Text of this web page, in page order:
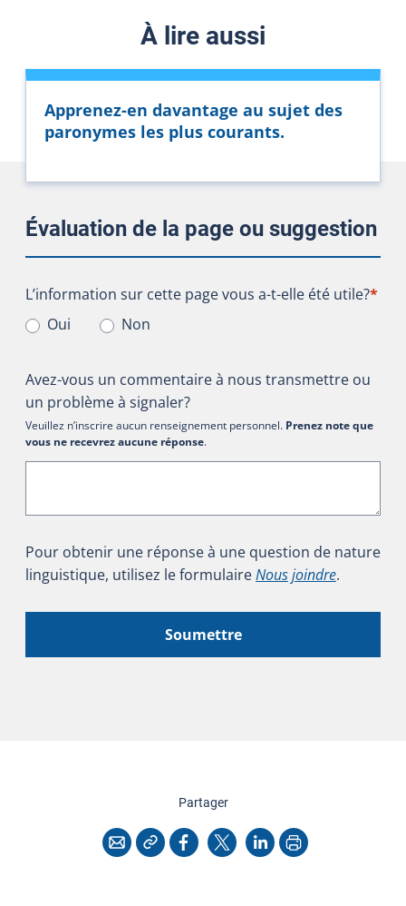
À lire aussi
Apprenez-en davantage au sujet des
paronymes les plus courants.
Évaluation de la page ou suggestion
L’information sur cette page vous a-t-elle été utile?
L’information sur cette page vous a-t-elle été utile?*
Oui
Non
Avez-vous un commentaire à nous transmettre ou
un problème à signaler?
Veuillez n’inscrire aucun renseignement personnel. Prenez note que
vous ne recevrez aucune réponse.
Pour obtenir une réponse à une question de nature
linguistique, utilisez le formulaireNous joindre.
Soumettre
Partagercette page
CourrielCopier l'adresse
Facebook
X LinkedInImprimer